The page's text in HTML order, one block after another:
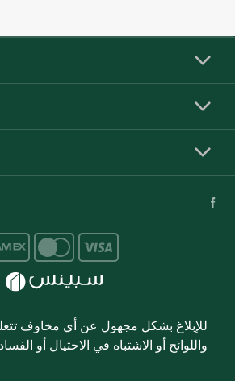
للإبلاغ بشكل مجهول عن أي مخاوف
واللوائح أو الاشتباه في الاحتيال أو